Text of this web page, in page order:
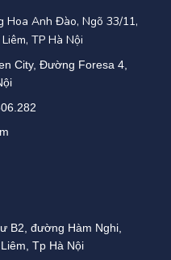
Hoa Anh Đào, Ngõ 33/11,
TP Hà Nội
City, Đường Foresa 4,
B2, đường Hàm Nghi,
Tp Hà Nội